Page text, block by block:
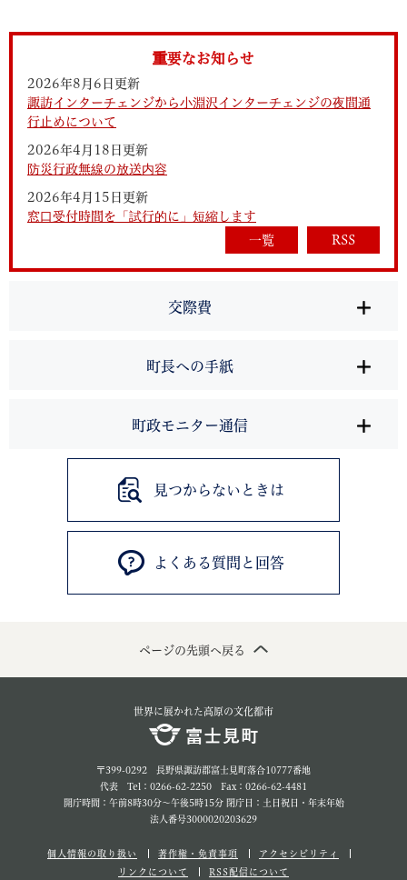
重要なお知らせ
2026年8月6日更新
諏訪インターチェンジから小淵沢インターチェンジの夜間通
行止めについて
2026年4月18日更新
防災行政無線の放送内容
2026年4月15日更新
窓口受付時間を「試行的に」短縮します
一覧
RSS
交際費
町長への手紙
町政モニター通信
見つからないときは
よくある質問と回答
ページの先頭へ戻る
世界に展かれた高原の文化都市
〒399-0292 長野県諏訪郡富士見町落合10777番地
代表 Tel：0266-62-2250 Fax：0266-62-4481
開庁時間：午前8時30分～午後5時15分 閉庁日：土日祝日・年末年始
法人番号3000020203629
個人情報の取り扱い 著作権・免責事項
アクセシビリティ
リンクについて
RSS配信について